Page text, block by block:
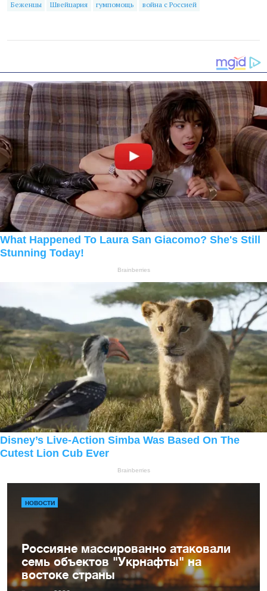
Беженцы Швейцария гумпомощь война с Россией
НОВОСТИ
Россияне массированно атаковали
семь объектов "Укрнафты" на
востоке страны